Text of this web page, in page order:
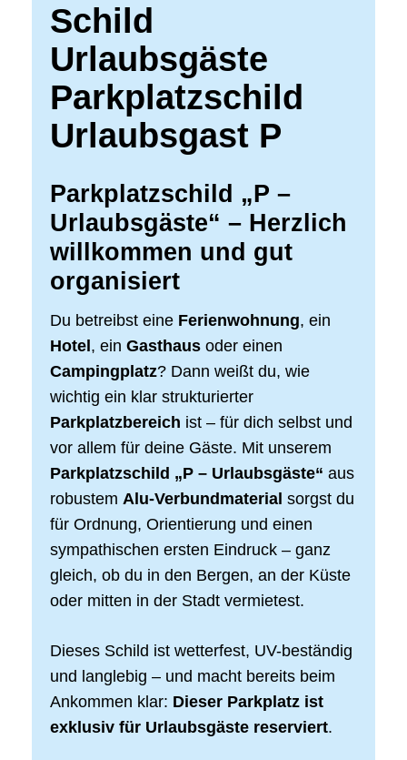
Schild
Urlaubsgäste
Parkplatzschild
Urlaubsgast P
Parkplatzschild „P –
Urlaubsgäste“ – Herzlich
willkommen und gut
organisiert
Du betreibst eine Ferienwohnung, ein
Hotel , ein Gasthaus oder einen
Campingplatz? Dann weißt du, wie
wichtig ein klar strukturierter
Parkplatzbereich ist – für dich selbst und
vor allem für deine Gäste. Mit unserem
Parkplatzschild „P – Urlaubsgäste“ aus
robustem Alu-Verbundmaterial sorgst du
für Ordnung, Orientierung und einen
sympathischen ersten Eindruck – ganz
gleich, ob du in den Bergen, an der Küste
oder mitten in der Stadt vermietest.
Dieses Schild ist wetterfest, UV-beständig
und langlebig – und macht bereits beim
Ankommen klar: Dieser Parkplatz ist
exklusiv für Urlaubsgäste reserviert.